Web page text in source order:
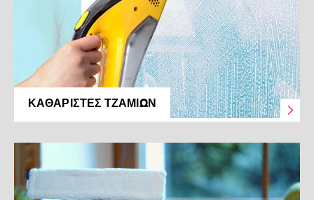
ΚΑΘΑΡΙΣΤΈΣ ΤΖΑΜΙΏΝ